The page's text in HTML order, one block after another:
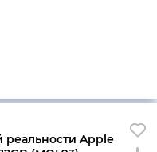
Apple